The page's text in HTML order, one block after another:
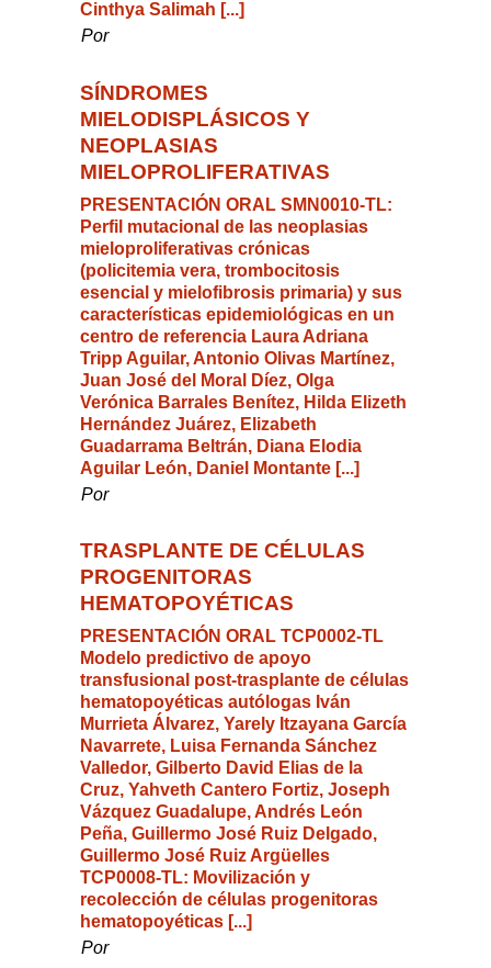
Cinthya Salimah [...]
Por
SÍNDROMES
MIELODISPLÁSICOS Y
NEOPLASIAS
MIELOPROLIFERATIVAS
PRESENTACIÓN ORAL SMN0010-TL:
Perfil mutacional de las neoplasias
mieloproliferativas crónicas
(policitemia vera, trombocitosis
esencial y mielofibrosis primaria) y sus
características epidemiológicas en un
centro de referencia Laura Adriana
Tripp Aguilar, Antonio Olivas Martínez,
Juan José del Moral Díez, Olga
Verónica Barrales Benítez, Hilda Elizeth
Hernández Juárez, Elizabeth
Guadarrama Beltrán, Diana Elodia
Aguilar León, Daniel Montante [...]
Por
TRASPLANTE DE CÉLULAS
PROGENITORAS
HEMATOPOYÉTICAS
PRESENTACIÓN ORAL TCP0002-TL
Modelo predictivo de apoyo
transfusional post-trasplante de células
hematopoyéticas autólogas Iván
Murrieta Álvarez, Yarely Itzayana García
Navarrete, Luisa Fernanda Sánchez
Valledor, Gilberto David Elias de la
Cruz, Yahveth Cantero Fortiz, Joseph
Vázquez Guadalupe, Andrés León
Peña, Guillermo José Ruiz Delgado,
Guillermo José Ruiz Argüelles
TCP0008-TL: Movilización y
recolección de células progenitoras
hematopoyéticas [...]
Por